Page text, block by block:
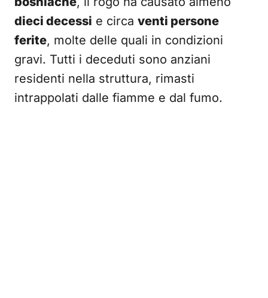
dieci decessi e circa venti persone
ferite, molte delle quali in condizioni
gravi. Tutti i deceduti sono anziani
residenti nella struttura, rimasti
intrappolati dalle fiamme e dal fumo.